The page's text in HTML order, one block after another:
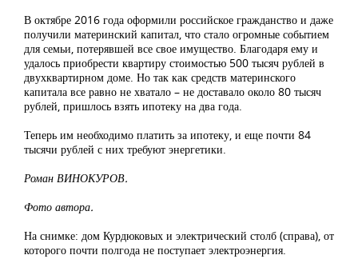
В октябре 2016 года оформили российское гражданство и даже
получили материнский капитал, что стало огромные событием
для семьи, потерявшей все свое имущество. Благодаря ему и
удалось приобрести квартиру стоимостью 500 тысяч рублей в
двухквартирном доме. Но так как средств материнского
капитала все равно не хватало – не доставало около 80 тысяч
рублей, пришлось взять ипотеку на два года.
Теперь им необходимо платить за ипотеку, и еще почти 84
тысячи рублей с них требуют энергетики.
Роман ВИНОКУРОВ.
Фото автора.
На снимке: дом Курдюковых и электрический столб (справа), от
которого почти полгода не поступает электроэнергия.